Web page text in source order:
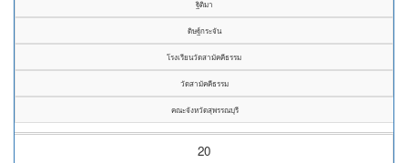
ฐิติมา
ดิษฐ์กระจัน
โรงเรียนวัดสามัคคีธรรม
วัดสามัคคีธรรม
คณะจังหวัดสุพรรณบุรี
20